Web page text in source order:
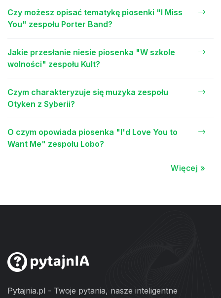
Czy możesz opisać tematykę piosenki "I Miss
You" zespołu Porter Band?
Jakie przesłanie niesie piosenka "W szkole
wolności" zespołu Kult?
Czym charakteryzuje się muzyka zespołu
Otyken z Syberii?
O czym opowiada piosenka "I'd Love You to
Want Me" zespołu Lobo?
Więcej »
Pytajnia.pl - Twoje pytania, nasze inteligentne